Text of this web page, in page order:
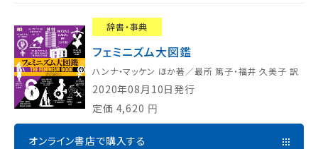
辞書・事典
フェミニズム大図鑑
ハンナ・マッケン ほか著／最所 篤子・福井 久美子 訳
2020年08月10日発行
定価 4,620 円
オンライン書店で購入する